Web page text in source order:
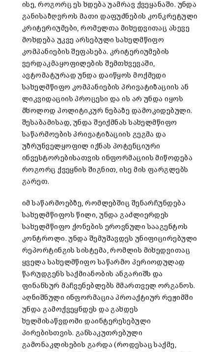
ისე, როგორც ეს ხდება უამრავ ქვეყანაში. უნდა
განისაზღვროს მათი დაფუძნების კონკრეტული
კრიტერიუმები, რომელთა მიხედვითაც ასევე
მოხდება უკვე არსებული სახელმწიფო
კომპანიების შეფასება. კრიტერიუმების
ვერდაკმაყოფილების შემთხვევაში,
ავტომატურად უნდა დაიწყოს მოქმედი
სახელმწიფო კომპანიების პრივატიზაციის ან
ლიკვიდაციის პროცესი და ის არ უნდა იყოს
მხოლოდ პოლიტიკურ ნებაზე დამოკიდებული.
შესაბამისად, უნდა შეიქმნას სახელმწიფო
საწარმოების პრივატიზაციის გეგმა და
უზრუნველყოფილ იქნას პოტენციური
ინვესტორებისათვის ინფორმაციის მიწოდება
როგორც ქვეყნის შიგნით, ისე მის ფარგლებს
გარეთ.
იმ საწარმოებზე, რომლებშიც შენარჩუნდება
სახელმწიფოს წილი, უნდა გაძლიერდეს
სახელმწიფო ქონების ეროვნული სააგენტოს
კონტროლი. უნდა შემუშავდეს უნიფიცირებული
რეპორტინგის სისტემა, რომლის მიხედვითაც
ყველა სახელმწიფო საწარმო პერიოდულად
წარუდგენს საქმიანობის ანგარიშს და
ფინანსურ მაჩვენებლებს მმართველ ორგანოს.
აღნიშნული ინფორმაცია პროაქტიურ რეჟიმში
უნდა გამოქვეყნდეს და გახდეს
ხელმისაწვდომი დაინტერესებული
პირებისთვის. განსაკუთრებული
გამონაკლისების გარდა (როდესაც საქმე,